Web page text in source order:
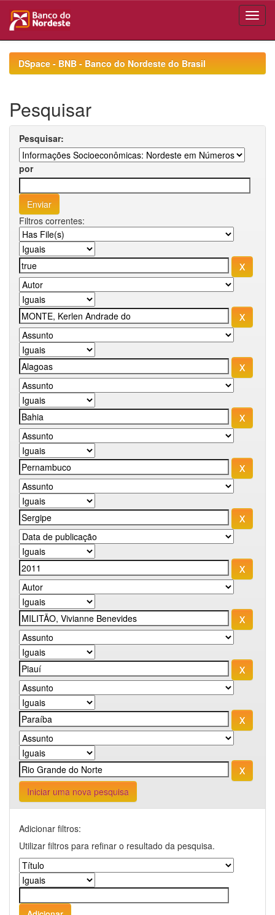
navigationDSpace - BNB - Banco do Nordeste do Brasil
Pesquisar
Pesquisar:
por
Filtros correntes:
Iniciar uma nova pesquisa
Adicionar filtros:
Utilizar filtros para refinar o resultado da pesquisa.